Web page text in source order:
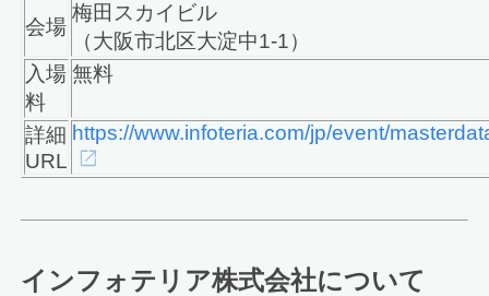
会場
梅田スカイビル
（大阪市北区大淀中1-1）
入場
料
無料
詳細
URL
https://www.infoteria.com/jp/event/
インフォテリア株式会社について